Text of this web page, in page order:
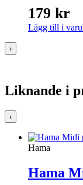
179 kr
Lägg till i
›
Liknande i
‹
Hama
Hama